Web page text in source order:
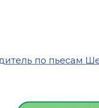
по пьесам